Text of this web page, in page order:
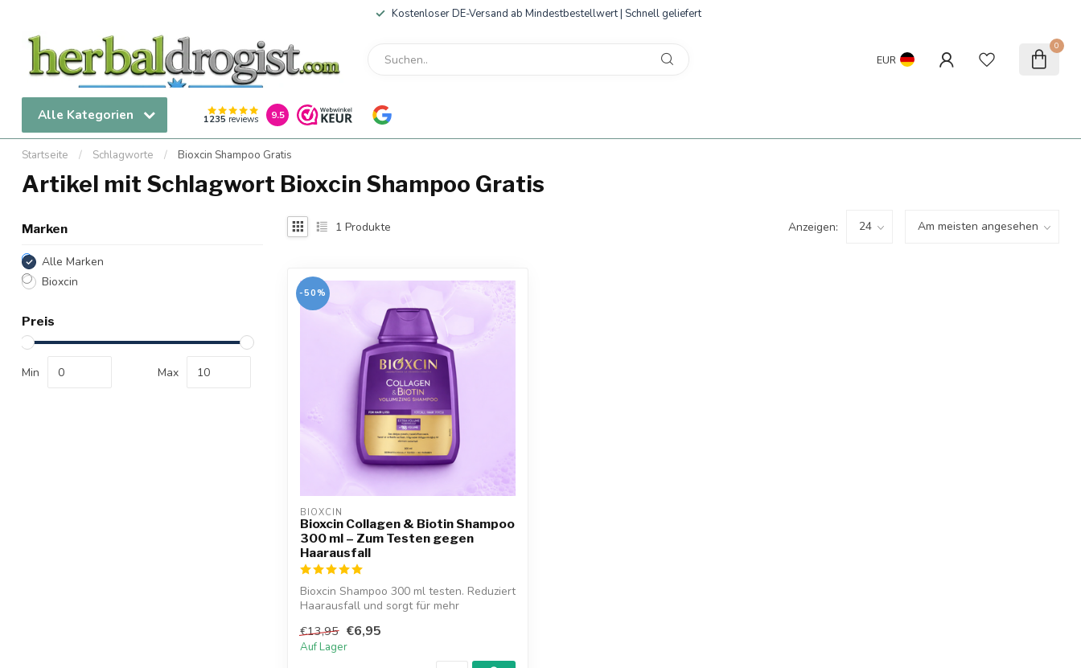
Kostenloser DE-Versand ab Mindestbestellwert | Schnell geliefert
EUR
0
Alle Kategorien 1235 reviews 9.5
Startseite / Schlagworte / Bioxcin Shampoo Gratis
Artikel mit Schlagwort Bioxcin Shampoo Gratis
Marken
Alle Marken
Bioxcin
Preis
Min Max
1 Produkte Anzeigen:
-50%
BIOXCIN
Bioxcin Collagen & Biotin Shampoo
300 ml – Zum Testen gegen
Haarausfall
Bioxcin Shampoo 300 ml testen. Reduziert
Haarausfall und sorgt für mehr
€13,95 €6,95
Auf Lager